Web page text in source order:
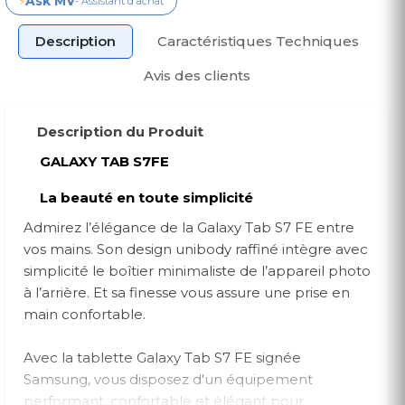
Description
Caractéristiques Techniques
Avis des clients
Description du Produit
GALAXY TAB S7FE
La beauté en toute simplicité
Admirez l’élégance de la Galaxy Tab S7 FE entre
vos mains. Son design unibody raffiné intègre avec
simplicité le boîtier minimaliste de l’appareil photo
à l’arrière. Et sa finesse vous assure une prise en
main confortable.
Avec la tablette Galaxy Tab S7 FE signée
Samsung, vous disposez d'un équipement
performant, confortable et élégant pour